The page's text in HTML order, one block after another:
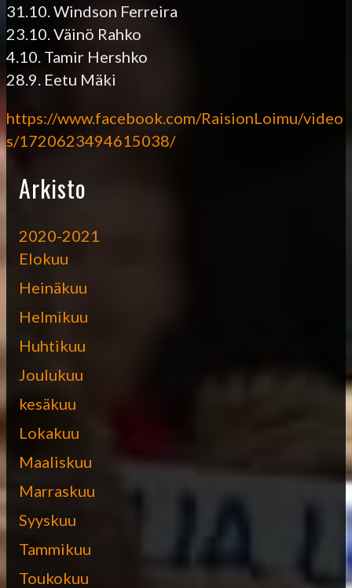
31.10. Windson Ferreira
23.10. Väinö Rahko
4.10. Tamir Hershko
28.9. Eetu Mäki
https://www.facebook.com/RaisionLoimu/video
s/1720623494615038/
Arkisto
2020-2021
Elokuu
Heinäkuu
Helmikuu
Huhtikuu
Joulukuu
kesäkuu
Lokakuu
Maaliskuu
Marraskuu
Syyskuu
Tammikuu
Toukokuu